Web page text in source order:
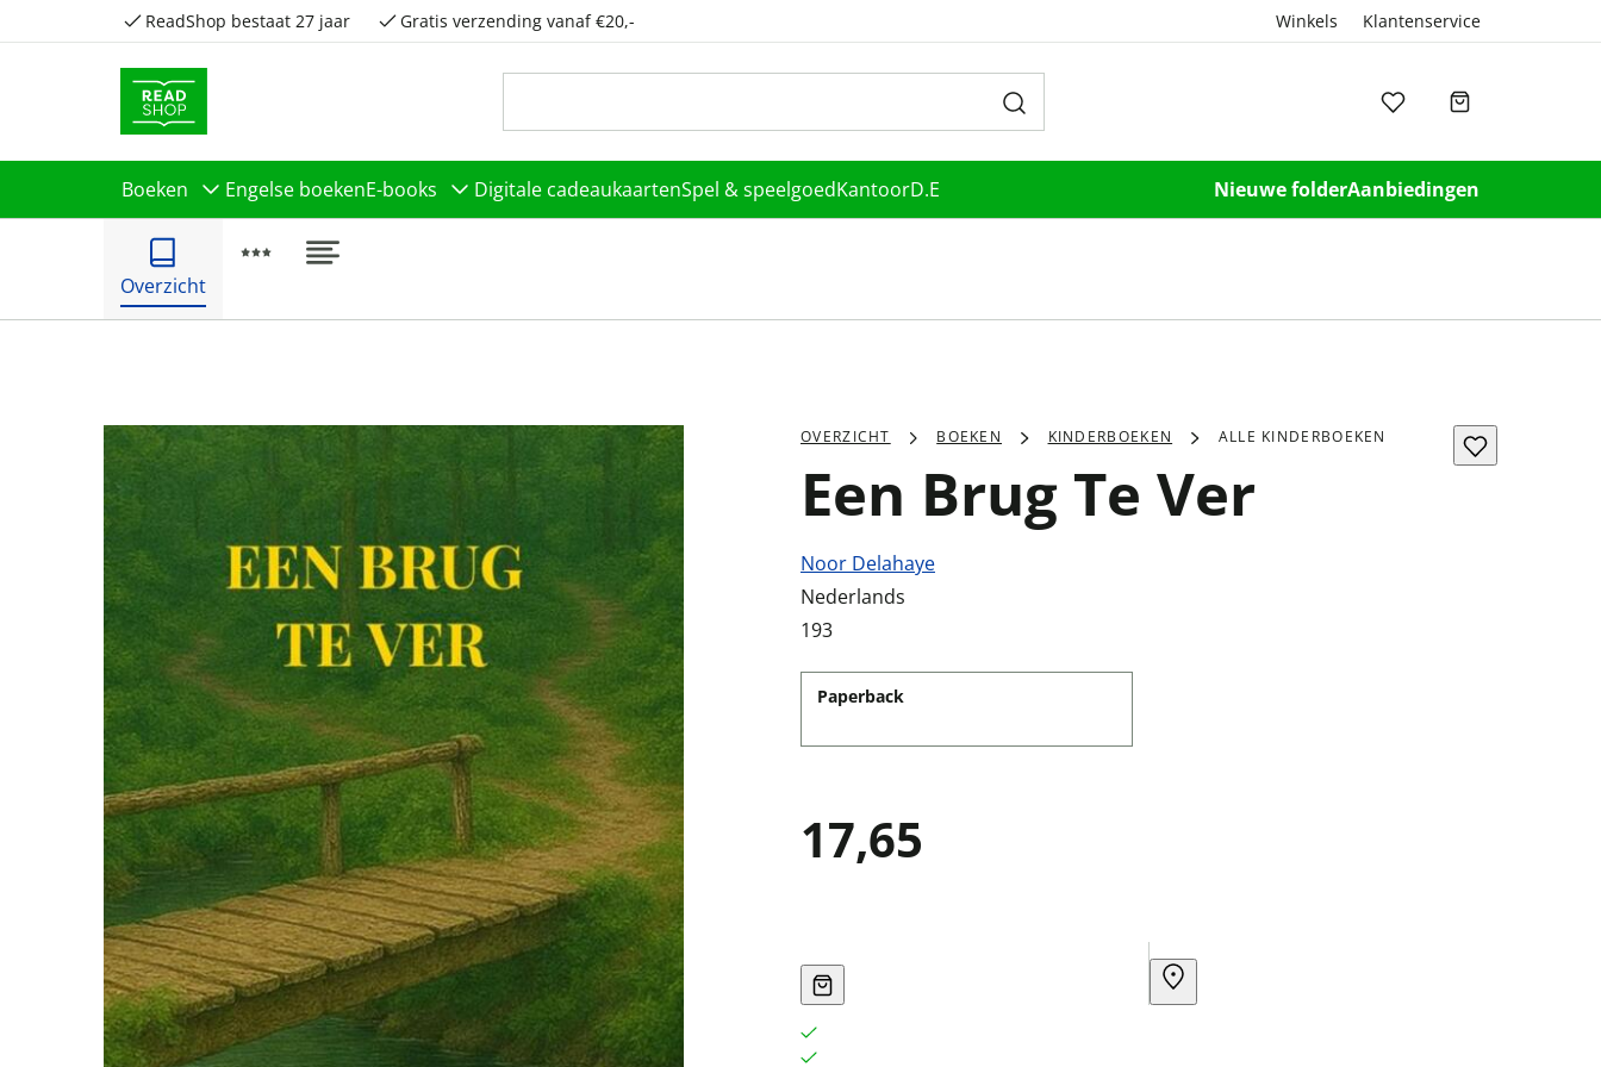
ReadShop bestaat 27 jaar Gratis verzending vanaf €20,- Winkels Klantenservice
Boeken Engelse boekenE-books Digitale cadeaukaartenSpel & speelgoedKantoorD.E Nieuwe folderAanbiedingen
Overzicht
OVERZICHT BOEKEN KINDERBOEKEN ALLE KINDERBOEKEN
Een Brug Te Ver
Noor Delahaye
Nederlands
193
Paperback
17,65